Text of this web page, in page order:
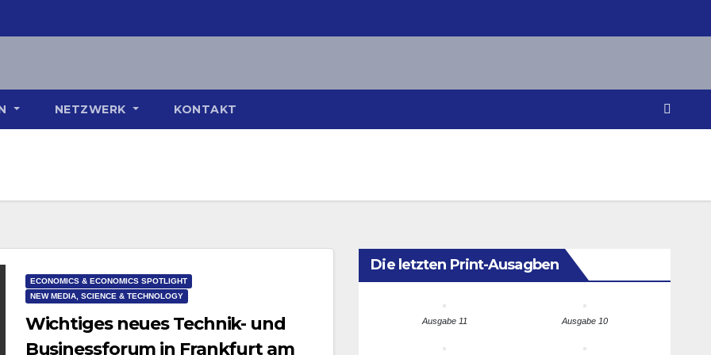
NETZWERK KONTAKT
ECONOMICS & ECONOMICS SPOTLIGHT
NEW MEDIA, SCIENCE & TECHNOLOGY
Wichtiges neues Technik- und
Businessforum in Frankfurt am
Die letzten Print-Ausagben
Ausgabe 11 Ausgabe 10